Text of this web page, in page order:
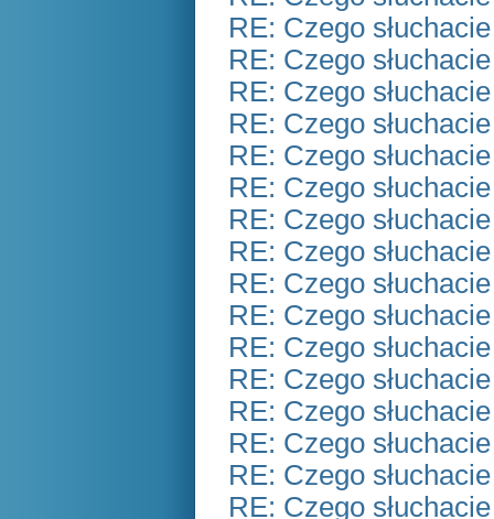
RE: Czego
RE: Czego
RE: Czego
RE: Czego
RE: Czego
RE: Czego
RE: Czego
RE: Czego
RE: Czego
RE: Czego
RE: Czego
RE: Czego
RE: Czego
RE: Czego
RE: Czego
RE: Czego